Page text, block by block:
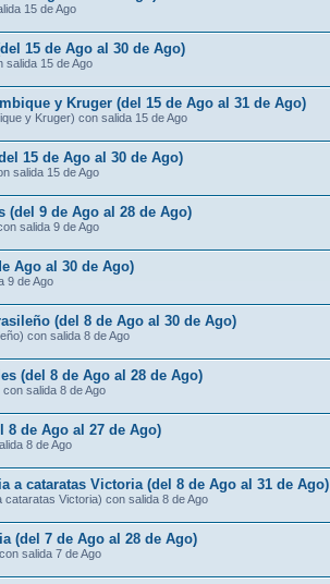
15 de Ago
15 de Ago al 30 de Ago)
salida 15 de Ago
y Kruger (del 15 de Ago al 31 de Ago)
y Kruger) con salida 15 de Ago
15 de Ago al 30 de Ago)
salida 15 de Ago
(del 9 de Ago al 28 de Ago)
salida 9 de Ago
Ago al 30 de Ago)
9 de Ago
(del 8 de Ago al 30 de Ago)
con salida 8 de Ago
(del 8 de Ago al 28 de Ago)
salida 8 de Ago
de Ago al 27 de Ago)
8 de Ago
a cataratas Victoria (del 8 de Ago al 31 de Ago)
Victoria) con salida 8 de Ago
(del 7 de Ago al 28 de Ago)
salida 7 de Ago